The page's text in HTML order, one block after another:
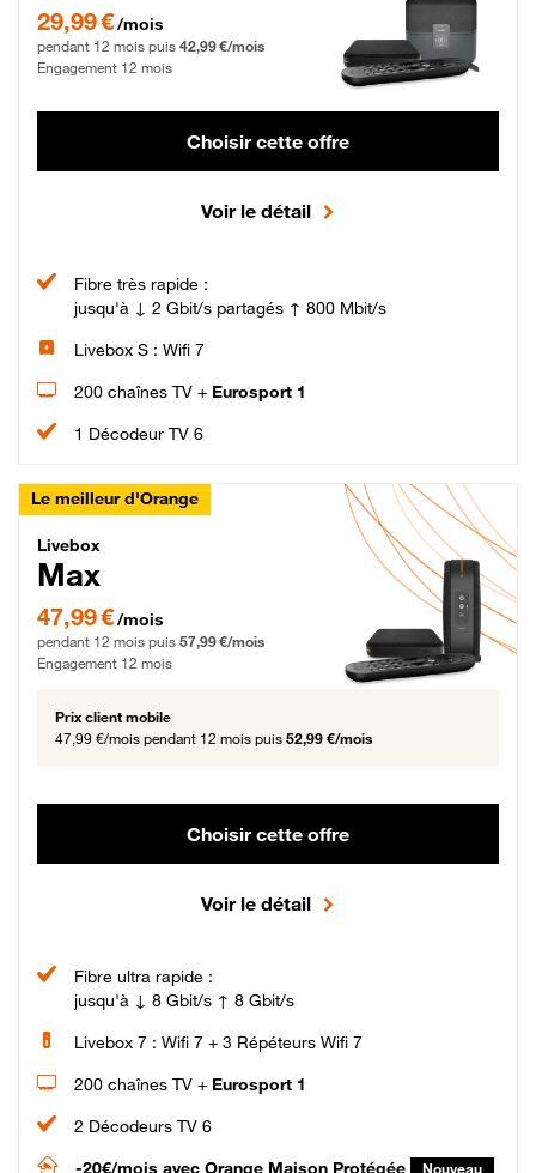
29,99 € par mois pendant 12 mois puis 42,99 € par mois, Engagement 12 mois
29,99 €/mois
pendant 12 mois puis 42,99 €/mois
Engagement 12 mois
Choisir cette offre
Voir le détail
Fibre très rapide :
jusqu'à ↓ 2 Gbit/s partagés ↑ 800 Mbit/s
Livebox S : Wifi 7
200 chaînes TV + Eurosport 1
1 Décodeur TV 6
Le meilleur d'Orange
Livebox Max Fibre
Livebox
Max
47,99 € par mois pendant 12 mois puis 57,99 € par mois, Engagement 12 mois
47,99 €/mois
pendant 12 mois puis 57,99 €/mois
Engagement 12 mois
Prix client mobile
47,99 €/mois pendant 12 mois puis 52,99 €/mois
Choisir cette offre
Voir le détail
Fibre ultra rapide :
jusqu'à ↓ 8 Gbit/s ↑ 8 Gbit/s
Livebox 7 : Wifi 7 + 3 Répéteurs Wifi 7
200 chaînes TV + Eurosport 1
2 Décodeurs TV 6
-20€/mois avec Orange Maison Protégée Nouveau